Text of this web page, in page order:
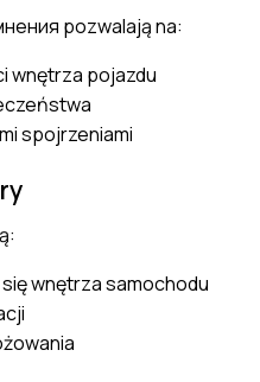
pozwalają na:
wnętrza pojazdu
spojrzeniami
wnętrza samochodu